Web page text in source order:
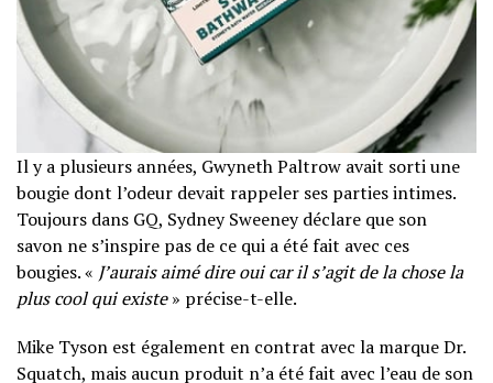
Il y a plusieurs années, Gwyneth Paltrow avait sorti une
bougie dont l’odeur devait rappeler ses parties intimes.
Toujours dans GQ, Sydney Sweeney déclare que son
savon ne s’inspire pas de ce qui a été fait avec ces
bougies. « J’aurais aimé dire oui car il s’agit de la chose la
plus cool qui existe» précise-t-elle.
Mike Tyson est également en contrat avec la marque Dr.
Squatch, mais aucun produit n’a été fait avec l’eau de son